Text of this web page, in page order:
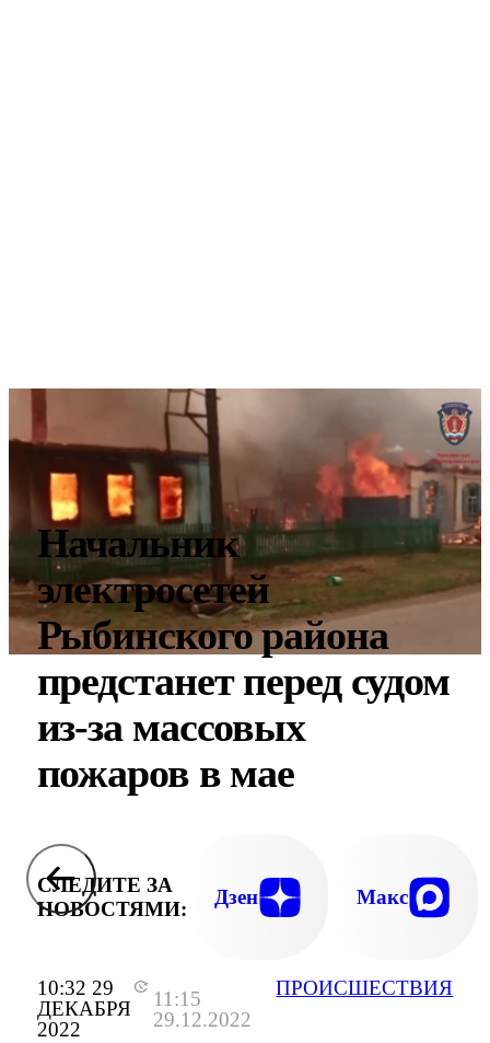
10:32 29
ДЕКАБРЯ
2022
11:15
29.12.2022
ПРОИСШЕСТВИЯ
Начальник
электросетей
Рыбинского района
предстанет перед судом
из-за массовых
пожаров в мае
СЛЕДИТЕ ЗА
НОВОСТЯМИ:
Дзен Макс